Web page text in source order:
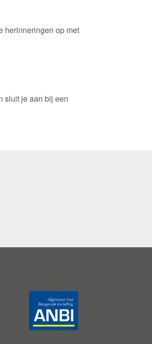
herinneringen op met
sluit je aan bij een